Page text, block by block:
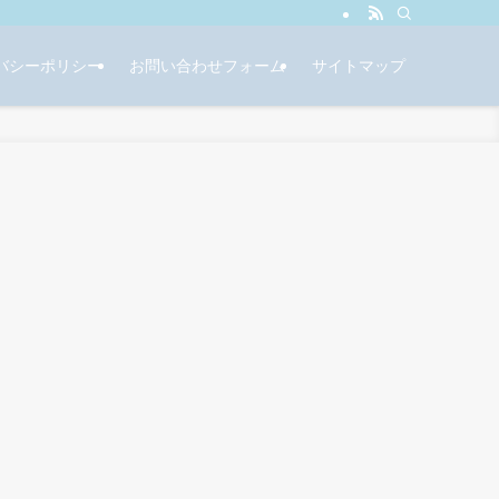
シーポリシー お問い合わせフォーム サイトマップ